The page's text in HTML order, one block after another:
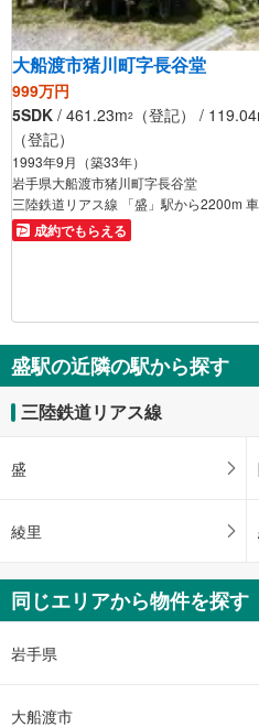
大船渡市猪川町字長谷堂
999万円
5SDK / 461.23m2 （登記） /
（登記）
1993年9月（築33年）
岩手県大船渡市猪川町字長谷堂
三陸鉄道リ
成約でもらえる
盛駅の近隣の駅から探す
三陸鉄道リアス線
盛
綾里
同じエリアから物件を探す
岩手県
大船渡市